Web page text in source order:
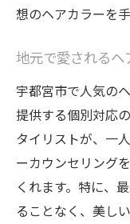
想のヘアカラーを
地元で愛されるヘ
宇都宮市で人気の
提供する個別対応
タイリストが、一
ーカウンセリング
くれます。特に、
ることなく、美し